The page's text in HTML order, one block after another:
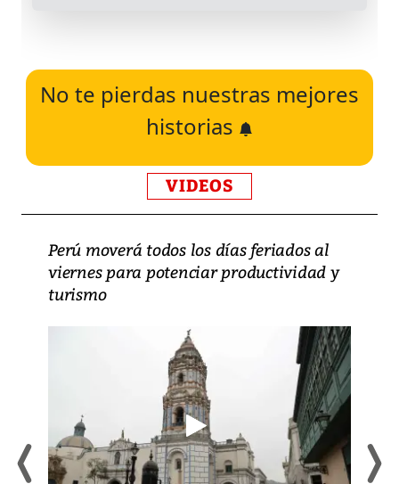
No te pierdas nuestras mejores
historias
VIDEOS
Perú moverá todos los días feriados al
viernes para potenciar productividad y
turismo